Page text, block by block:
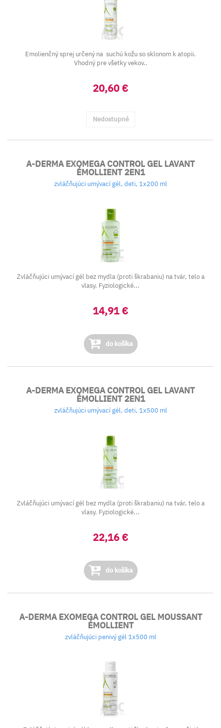
Emolienčný sprej určený na suchú kožu so sklonom k atopii.
Vhodný pre všetky vekov..
20,60 €
Nedostupné
A-DERMA EXOMEGA CONTROL GEL LAVANT
ÉMOLLIENT 2EN1
zvláčňujúci umývací gél, deti, 1x200 ml
Zvláčňujúci umývací gél bez mydla (proti škrabaniu) na tvár, telo a
vlasy. Fyziologické...
14,91 €
do košíka
A-DERMA EXOMEGA CONTROL GEL LAVANT
ÉMOLLIENT 2EN1
zvláčňujúci umývací gél, deti, 1x500 ml
Zvláčňujúci umývací gél bez mydla (proti škrabaniu) na tvár, telo a
vlasy. Fyziologické...
22,16 €
do košíka
A-DERMA EXOMEGA CONTROL GEL MOUSSANT
ÉMOLLIENT
zvláčňujúci penivý gél 1x500 ml